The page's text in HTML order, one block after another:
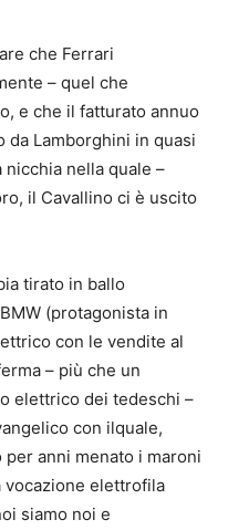
che Ferrari
– quel che
e che il fatturato annuo
da Lamborghini in quasi
nella quale –
il Cavallino ci è uscito
tirato in ballo
(protagonista in
con le vendite al
– più che un
elettrico dei tedeschi –
con ilquale,
anni menato i maroni
vocazione elettrofila
siamo noi e